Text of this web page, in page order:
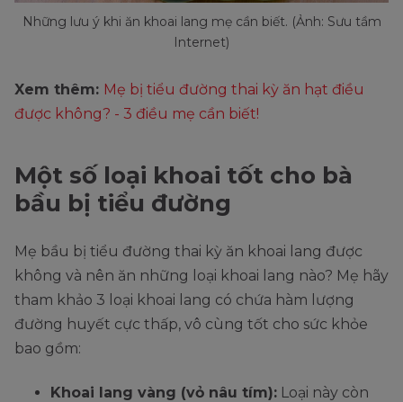
Những lưu ý khi ăn khoai lang mẹ cần biết. (Ảnh: Sưu tầm
Internet)
Xem thêm: Mẹ bị tiểu đường thai kỳ ăn hạt điều
được không? - 3 điều mẹ cần biết!
Một số loại khoai tốt cho bà
bầu bị tiểu đường
Mẹ bầu bị tiểu đường thai kỳ ăn khoai lang được
không và nên ăn những loại khoai lang nào? Mẹ hãy
tham khảo 3 loại khoai lang có chứa hàm lượng
đường huyết cực thấp, vô cùng tốt cho sức khỏe
bao gồm:
Khoai lang vàng (vỏ nâu tím): Loại này còn